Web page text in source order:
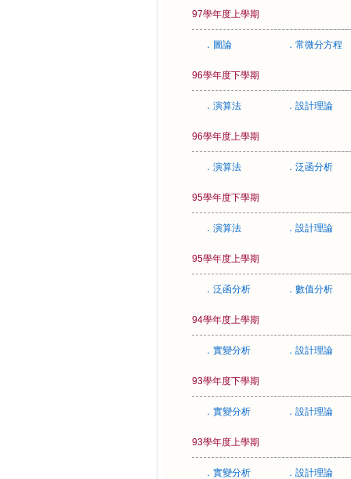
97學年度上學期
．圖論 ．常微分方程
96學年度下學期
．演算法 ．設計理論
96學年度上學期
．演算法 ．泛函分析
95學年度下學期
．演算法 ．設計理論
95學年度上學期
．泛函分析 ．數值分析
94學年度上學期
．實變分析 ．設計理論
93學年度下學期
．實變分析 ．設計理論
93學年度上學期
．實變分析 ．設計理論